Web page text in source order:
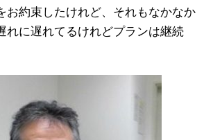
お約束したけれど、それもなかなか
れに遅れてるけれどプランは継続